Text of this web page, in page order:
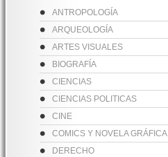
ANTROPOLOGÍA
ARQUEOLOGÍA
ARTES VISUALES
BIOGRAFÍA
CIENCIAS
CIENCIAS POLITICAS
CINE
COMICS Y NOVELA GRÁFICA
DERECHO